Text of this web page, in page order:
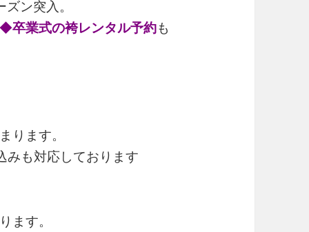
ン突入。
◆卒業式の袴レンタル予約も
ります。
も対応しております
ます。